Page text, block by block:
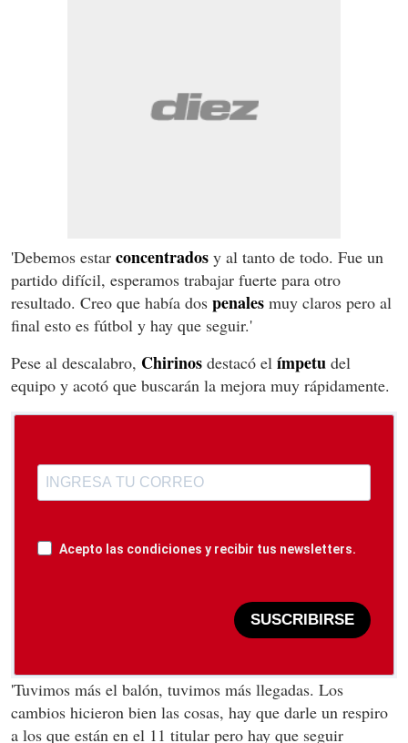
'Debemos estar concentrados y al tanto de todo. Fue un
partido difícil, esperamos trabajar fuerte para otro
resultado. Creo que había dos penales muy claros pero al
final esto es fútbol y hay que seguir.'
Pese al descalabro, Chirinos destacó el ímpetu del
equipo y acotó que buscarán la mejora muy rápidamente.
Acepto las condiciones y recibir tus newsletters.
SUSCRIBIRSE
'Tuvimos más el balón, tuvimos más llegadas. Los
cambios hicieron bien las cosas, hay que darle un respiro
a los que están en el 11 titular pero hay que seguir